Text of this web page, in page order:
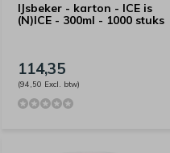
IJsbeker - karton - ICE is
(N)ICE - 300ml - 1000 stuks
114,35
(94,50 Excl. btw)